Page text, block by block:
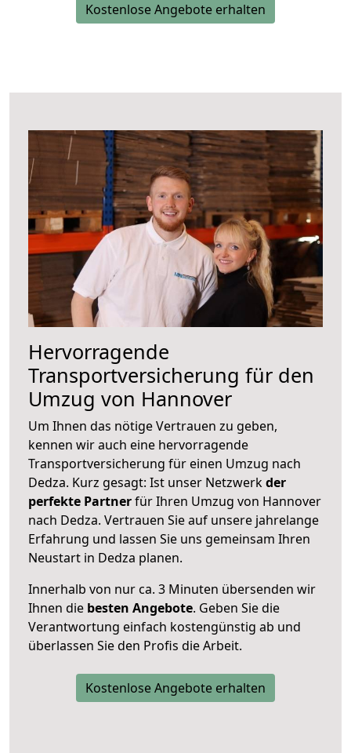
Kostenlose Angebote erhalten
Hervorragende
Transportversicherung für den
Umzug von Hannover
Um Ihnen das nötige Vertrauen zu geben,
kennen wir auch eine hervorragende
Transportversicherung für einen Umzug nach
Dedza. Kurz gesagt: Ist unser Netzwerkder
perfekte Partnerfür Ihren Umzug von Hannover
nach Dedza. Vertrauen Sie auf unsere jahrelange
Erfahrung und lassen Sie uns gemeinsam Ihren
Neustart in Dedza planen.
Innerhalb von nur ca. 3 Minuten übersenden wir
Ihnen die besten Angebote. Geben Sie die
Verantwortung einfach kostengünstig ab und
überlassen Sie den Profis die Arbeit.
Kostenlose Angebote erhalten